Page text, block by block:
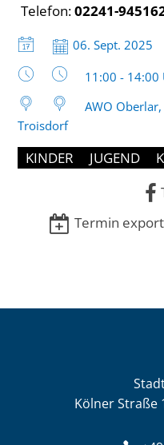
Telefon:02241-
Datum:
06. Sept. 2025
Uhrzeit:
11:00 - 14:00
AWO
Troisdorf
KINDER JUGEND
Termin
Kölner Straße